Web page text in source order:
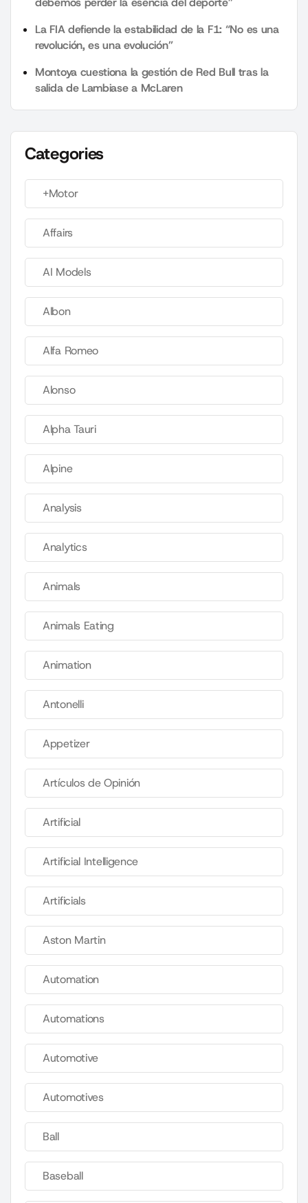
La FIA defiende la estabilidad de la F1: “No es una
revolución, es una evolución”
Montoya cuestiona la gestión de Red Bull tras la
salida de Lambiase a McLaren
Categories
+Motor
Affairs
AI Models
Albon
Alfa Romeo
Alonso
Alpha Tauri
Alpine
Analysis
Analytics
Animals
Animals Eating
Animation
Antonelli
Appetizer
Artículos de Opinión
Artificial
Artificial Intelligence
Artificials
Aston Martin
Automation
Automations
Automotive
Automotives
Ball
Baseball